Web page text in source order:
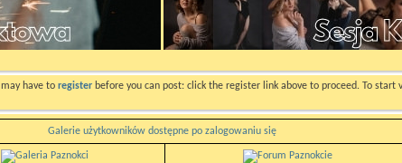
have to register before you can post: click the register link above to proceed. To
Galerie użytkowników dostępne po zalogowaniu się